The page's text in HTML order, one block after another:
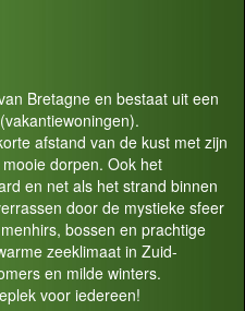
Bretagne en bestaat uit een
(vakantiewoningen).
afstand van de kust met zijn
dorpen. Ook het
en net als het strand binnen
door de mystieke sfeer
bossen en prachtige
zeeklimaat in Zuid-
en milde winters.
voor iedereen!